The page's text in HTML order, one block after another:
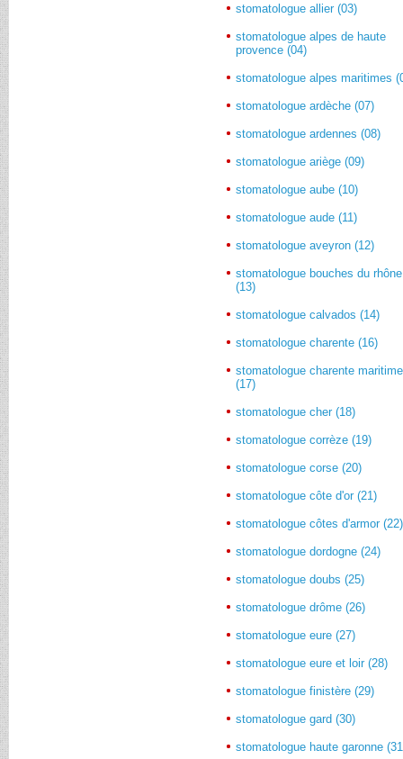
stomatologue allier (03)
stomatologue alpes de haute
provence (04)
stomatologue alpes maritimes
stomatologue ardèche (07)
stomatologue ardennes (08)
stomatologue ariège (09)
stomatologue aube (10)
stomatologue aude (11)
stomatologue aveyron (12)
stomatologue bouches du rhône
(13)
stomatologue calvados (14)
stomatologue charente (16)
stomatologue charente maritime
(17)
stomatologue cher (18)
stomatologue corrèze (19)
stomatologue corse (20)
stomatologue côte d'or (21)
stomatologue côtes d'armor (22)
stomatologue dordogne (24)
stomatologue doubs (25)
stomatologue drôme (26)
stomatologue eure (27)
stomatologue eure et loir (28)
stomatologue finistère (29)
stomatologue gard (30)
stomatologue haute garonne